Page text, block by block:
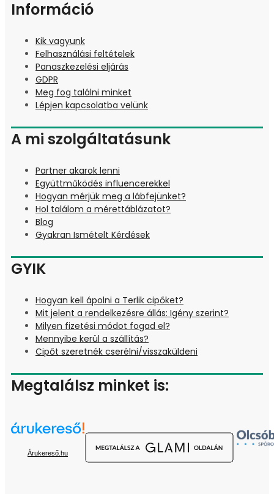
Információ
Kik vagyunk
Felhasználási feltételek
Panaszkezelési eljárás
GDPR
Meg fog találni minket
Lépjen kapcsolatba velünk
A mi szolgáltatásunk
Partner akarok lenni
Együttműködés influencerekkel
Hogyan mérjük meg a lábfejünket?
Hol találom a mérettáblázatot?
Blog
Gyakran Ismételt Kérdések
GYIK
Hogyan kell ápolni a Terlik cipőket?
Mit jelent a rendelkezésre állás: Igény szerint?
Milyen fizetési módot fogad el?
Mennyibe kerül a szállítás?
Cipőt szeretnék cserélni/visszaküldeni
Megtalálsz minket is:
Árukereső.hu